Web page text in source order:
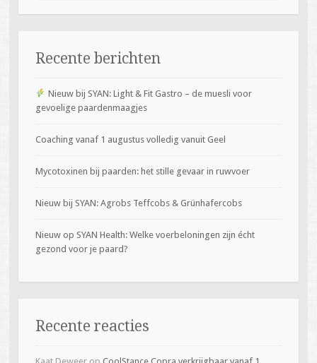
Recente berichten
Nieuw bij SYAN: Light & Fit Gastro – de muesli voor
gevoelige paardenmaagjes
Coaching vanaf 1 augustus volledig vanuit Geel
Mycotoxinen bij paarden: het stille gevaar in ruwvoer
Nieuw bij SYAN: Agrobs Teffcobs & Grünhafercobs
Nieuw op SYAN Health: Welke voerbeloningen zijn écht
gezond voor je paard?
Recente reacties